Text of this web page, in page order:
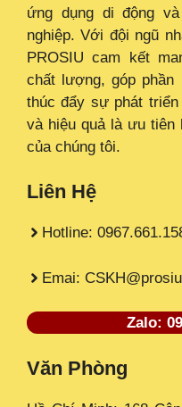
ứng dụng di động
nghiệp. Với đội ngũ
PROSIU cam kết
chất lượng, góp phần
thúc đẩy sự phát
và hiệu quả là ưu tiên
của chúng tôi.
Liên Hệ
Hotline:
Emai:
Zalo:
Văn Phòng